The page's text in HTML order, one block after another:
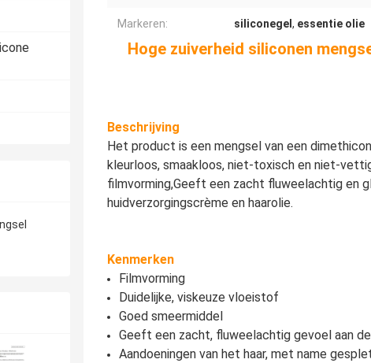
Markeren: siliconegel , essentie olie
Hoge zuiverheid siliconen
Beschrijving
Het product is een mengsel van een
kleurloos, smaakloos, niet-toxisch en niet-
filmvorming,Geeft een zacht fluweelachtig en
huidverzorgingscrème en haarolie.
Kenmerken
Filmvorming
Duidelijke, viskeuze vloeistof
Goed smeermiddel
Geeft een zacht, fluweelachtig gevoel aan de
Aandoeningen van het haar, met name